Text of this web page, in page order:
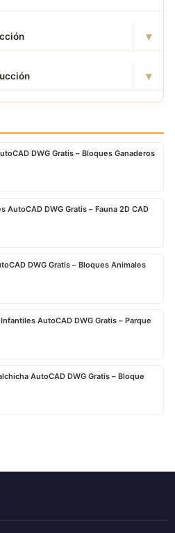
▾
▾
DWG Gratis – Bloques Ganaderos
AutoCAD DWG Gratis – Fauna 2D CAD
DWG Gratis – Bloques Animales
AutoCAD DWG Gratis – Parque
AutoCAD DWG Gratis – Bloque